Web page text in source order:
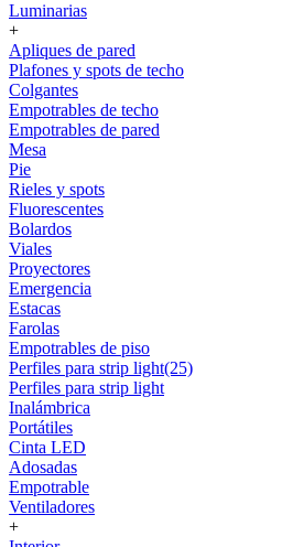
Luminarias
+
Apliques de pared
Plafones y spots de techo
Colgantes
Empotrables de techo
Empotrables de pared
Mesa
Pie
Rieles y spots
Fluorescentes
Bolardos
Viales
Proyectores
Emergencia
Estacas
Farolas
Empotrables de piso
Perfiles para strip light(25)
Perfiles para strip light
Inalámbrica
Portátiles
Cinta LED
Adosadas
Empotrable
Ventiladores
+